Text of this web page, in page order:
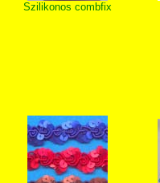
Szilikonos combfix